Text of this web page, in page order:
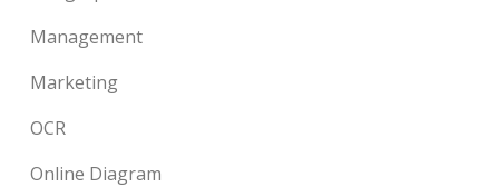
Management
Marketing
OCR
Online Diagram